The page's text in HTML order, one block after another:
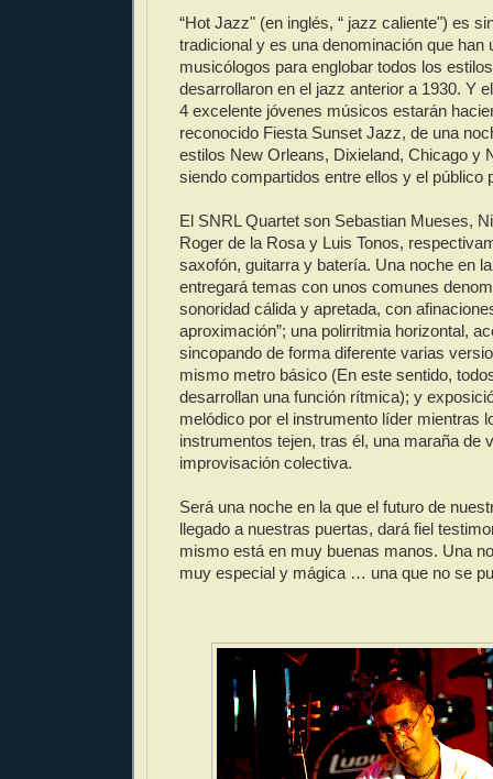
“Hot Jazz" (en inglés, “ jazz caliente") es
tradicional y es una denominación que han
musicólogos para englobar todos los
desarrollaron en el jazz anterior a 1930. Y
4 excelente jóvenes músicos estarán
reconocido Fiesta Sunset Jazz, de una
estilos New Orleans, Dixieland, Chicago y
siendo compartidos entre ellos y el público
El SNRL Quartet son Sebastian Mueses,
Roger de la Rosa y Luis Tonos,
saxofón, guitarra y batería. Una noche en
entregará temas con unos comunes
sonoridad cálida y apretada, con
aproximación”; una polirritmia horizontal,
sincopando de forma diferente varias
mismo metro básico (En este sentido,
desarrollan una función rítmica); y
melódico por el instrumento líder mientras
instrumentos tejen, tras él, una maraña de
improvisación colectiva.
Será una noche en la que el futuro de
llegado a nuestras puertas, dará fiel
mismo está en muy buenas manos. Una
muy especial y mágica … una que no se